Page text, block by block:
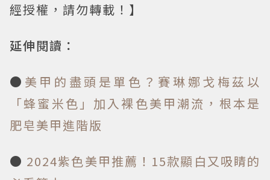
經授權，請勿轉載！】
延伸閱讀：
● 美甲的盡頭是單色？賽琳娜戈梅茲以
「蜂蜜米色」加入裸色美甲潮流，根本是
肥皂美甲進階版
● 2024紫色美甲推薦！15款顯白又吸睛的